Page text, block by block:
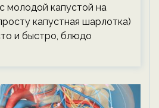
молодой капустой на
капустная шарлотка)
и быстро, блюдо